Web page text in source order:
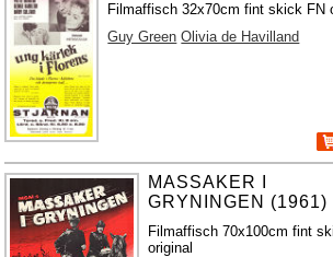
Filmaffisch 32x70cm fint skick FN
Guy Green Olivia de Havilland
MASSAKER I
GRYNINGEN (1961)
Filmaffisch 70x100cm fint
original